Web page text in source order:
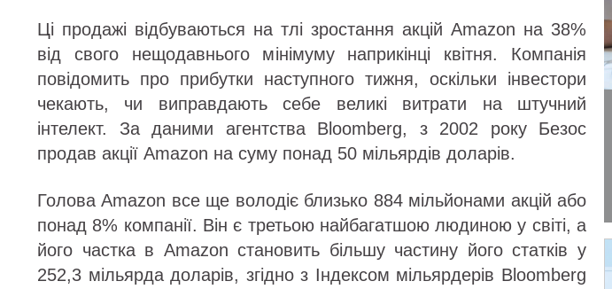
Ці продажі відбуваються на тлі зростання акцій Amazon на 38%
від свого нещодавнього мінімуму наприкінці квітня. Компанія
повідомить про прибутки наступного тижня, оскільки інвестори
чекають, чи виправдають себе великі витрати на штучний
інтелект. За даними агентства Bloomberg, з 2002 року Безос
продав акції Amazon на суму понад 50 мільярдів доларів.
Голова Amazon все ще володіє близько 884 мільйонами акцій або
понад 8% компанії. Він є третьою найбагатшою людиною у світі, а
його частка в Amazon становить більшу частину його статків у
252,3 мільярда доларів, згідно з Індексом мільярдерів Bloomberg